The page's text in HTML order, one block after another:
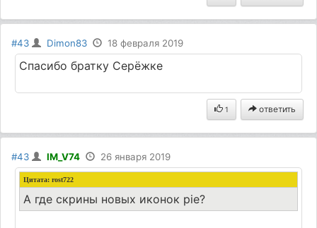
#43 Dimon83 18 февраля 2019
Спасибо братку Серёжке
1 ответить
#43 IM_V74 26 января 2019
Цитата:rost722
А где скрины новых иконок pie?